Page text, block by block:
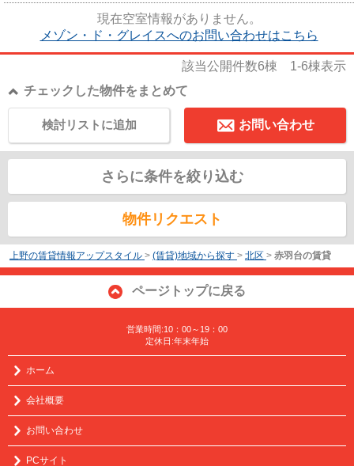
現在空室情報がありません。
メゾン・ド・グレイスへのお問い合わせはこちら
該当公開件数6棟 1-6棟表示
チェックした物件をまとめて
お問い合わせ
検討リストに追加
さらに条件を絞り込む
物件リクエスト
上野の賃貸情報アップスタイル > (賃貸)地域から探す > 北区 > 赤羽台の賃貸
ページトップに戻る
営業時間:10：00～19：00
定休日:年末年始
ホーム
会社概要
お問い合わせ
PCサイト